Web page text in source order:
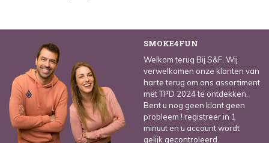
SMOKE4FUN
Welkom terug Bij S&F, Wij
verwelkomen onze klanten van
harte terug om ons assortiment
met TPD 2024 te ontdekken.
Bent u nog geen klant geen
probleem ! registreer in 1
minuut en u account wordt
gelijk gecontroleerd.